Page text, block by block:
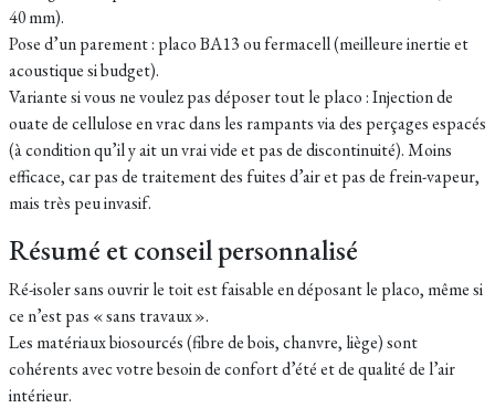
40 mm).
Pose d’un parement : placo BA13 ou fermacell (meilleure inertie et
acoustique si budget).
Variante si vous ne voulez pas déposer tout le placo : Injection de
ouate de cellulose en vrac dans les rampants via des perçages espacés
(à condition qu’il y ait un vrai vide et pas de discontinuité). Moins
efficace, car pas de traitement des fuites d’air et pas de frein-vapeur,
mais très peu invasif.
Résumé et conseil personnalisé
Ré-isoler sans ouvrir le toit est faisable en déposant le placo, même si
ce n’est pas « sans travaux ».
Les matériaux biosourcés (fibre de bois, chanvre, liège) sont
cohérents avec votre besoin de confort d’été et de qualité de l’air
intérieur.